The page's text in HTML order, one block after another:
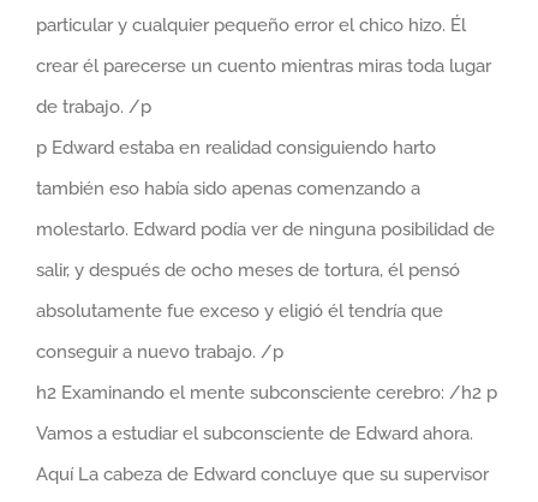
particular y cualquier pequeño error el chico hizo. Él
crear él parecerse un cuento mientras miras toda lugar
de trabajo. /p
p Edward estaba en realidad consiguiendo harto
también eso había sido apenas comenzando a
molestarlo. Edward podía ver de ninguna posibilidad de
salir, y después de ocho meses de tortura, él pensó
absolutamente fue exceso y eligió él tendría que
conseguir a nuevo trabajo. /p
h2 Examinando el mente subconsciente cerebro: /h2 p
Vamos a estudiar el subconsciente de Edward ahora.
Aquí La cabeza de Edward concluye que su supervisor